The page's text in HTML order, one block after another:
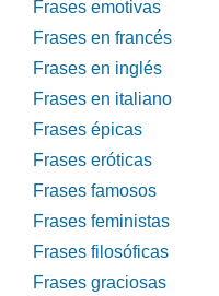
Frases emotivas
Frases en francés
Frases en inglés
Frases en italiano
Frases épicas
Frases eróticas
Frases famosos
Frases feministas
Frases filosóficas
Frases graciosas